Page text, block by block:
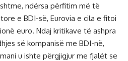
ndërsa përfitim më të
e BDI-së, Eurovia e cila e fitoi
euro. Ndaj kritikave të ashpra
së kompanisë me BDI-në,
u ishte përgjigjur me fjalët se